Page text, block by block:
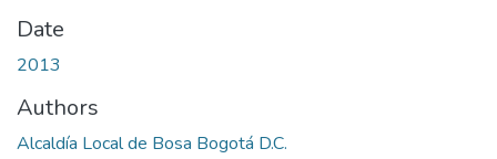
Date
2013
Authors
Alcaldía Local de Bosa Bogotá D.C.